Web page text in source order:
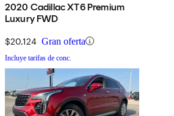
2020 Cadillac XT6 Premium
Luxury FWD
$20,124 Gran oferta
Incluye tarifas de conc.